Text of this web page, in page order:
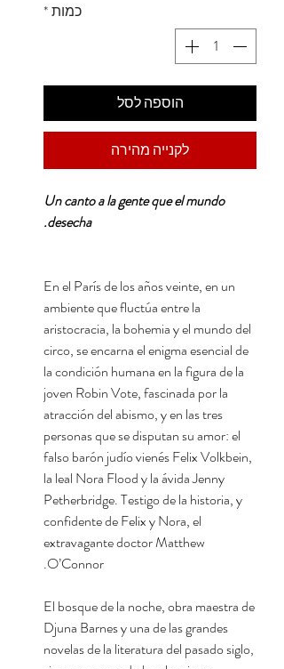
כמות*
הוספה לסל
לקנייה מהירה
Un canto a la gente que el mundo
desecha.
En el París de los años veinte, en un
ambiente que fluctúa entre la
aristocracia, la bohemia y el mundo del
circo, se encarna el enigma esencial de
la condición humana en la figura de la
joven Robin Vote, fascinada por la
atracción del abismo, y en las tres
personas que se disputan su amor: el
falso barón judío vienés Felix Volkbein,
la leal Nora Flood y la ávida Jenny
Petherbridge. Testigo de la historia, y
confidente de Felix y Nora, el
extravagante doctor Matthew
O’Connor.
El bosque de la noche, obra maestra de
Djuna Barnes y una de las grandes
novelas de la literatura del pasado siglo,